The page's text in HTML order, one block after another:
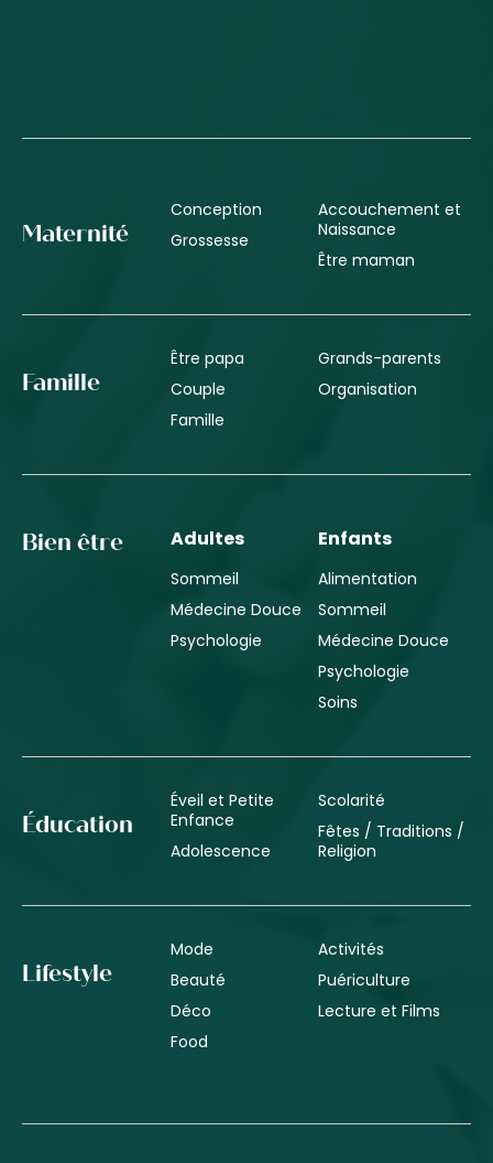
Maternité
Conception
Grossesse
Accouchement et
Naissance
Être maman
Famille
Être papa
Couple
Famille
Grands-parents
Organisation
Bien être Adultes
Sommeil
Médecine Douce
Psychologie
Enfants
Alimentation
Sommeil
Médecine Douce
Psychologie
Soins
Éducation
Éveil et Petite
Enfance
Adolescence
Scolarité
Fêtes / Traditions /
Religion
Lifestyle
Mode
Beauté
Déco
Food
Activités
Puériculture
Lecture et Films